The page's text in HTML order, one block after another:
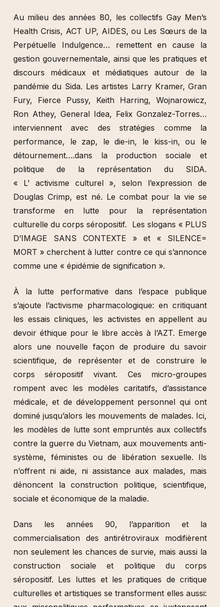
Au milieu des années 80, les collectifs Gay Men’s
Health Crisis, ACT UP, AIDES, ou Les Sœurs de la
Perpétuelle Indulgence… remettent en cause la
gestion gouvernementale, ainsi que les pratiques et
discours médicaux et médiatiques autour de la
pandémie du Sida. Les artistes Larry Kramer, Gran
Fury, Fierce Pussy, Keith Harring, Wojnarowicz,
Ron Athey, General Idea, Felix Gonzalez-Torres…
interviennent avec des stratégies comme la
performance, le zap, le die-in, le kiss-in, ou le
détournement….dans la production sociale et
politique de la représentation du SIDA.
« L’ activisme culturel », selon l’expression de
Douglas Crimp, est né. Le combat pour la vie se
transforme en lutte pour la représentation
culturelle du corps séropositif. Les slogans « PLUS
D’IMAGE SANS CONTEXTE » et « SILENCE=
MORT » cherchent à lutter contre ce qui s’annonce
comme une « épidémie de signification ».
À la lutte performative dans l’espace publique
s’ajoute l’activisme pharmacologique: en critiquant
les essais cliniques, les activistes en appellent au
devoir éthique pour le libre accès à l’AZT. Emerge
alors une nouvelle façon de produire du savoir
scientifique, de représenter et de construire le
corps séropositif vivant. Ces micro-groupes
rompent avec les modèles caritatifs, d’assistance
médicale, et de développement personnel qui ont
dominé jusqu’alors les mouvements de malades. Ici,
les modèles de lutte sont empruntés aux collectifs
contre la guerre du Vietnam, aux mouvements anti-
système, féministes ou de libération sexuelle. Ils
n’offrent ni aide, ni assistance aux malades, mais
dénoncent la construction politique, scientifique,
sociale et économique de la maladie.
Dans les années 90, l’apparition et la
commercialisation des antirétroviraux modifièrent
non seulement les chances de survie, mais aussi la
construction sociale et politique du corps
séropositif. Les luttes et les pratiques de critique
culturelles et artistiques se transforment elles aussi: